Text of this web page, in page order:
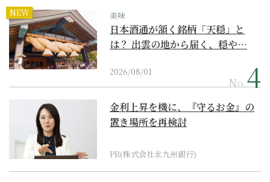
NEW 美味
日本酒通が頷く銘柄「天穏」と
は？ 出雲の地から届く、穏や…
2026/08/01
No.
金利上昇を機に、『守るお金』の
置き場所を再検討
PR(株式会社北九州銀行)